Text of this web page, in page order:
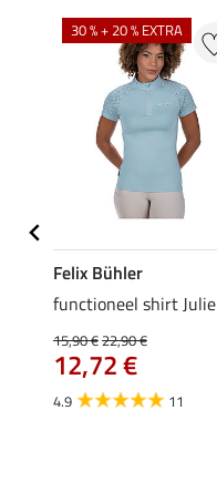
30 % + 20 % EXTRA
Felix Bühler
functioneel shirt Julie
15,90 €22,90 €
12,72 €
4.9 11